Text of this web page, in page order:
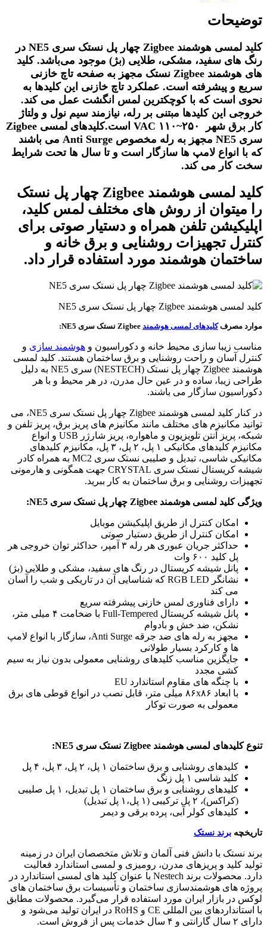
توضیحات
کلید لمسی هوشمند Zigbee چهار پل نستک سری NE5 در
رنگ های سفید، مشکی، طلایی (بژ) موجود می‌باشد. کلید
های هوشمند Zigbee نستک مجهز به صفحه تاچ خازنی
سریع و پیشرفته است. عملکرد تاچ خازنی این کلیدها به
نحوی است که با کوچکترین لمس انگشت عمل می کند.
خروجی این کلیدها مبتنی بر رله، نیازمند سیم نول و ولتاژ
کار برق شهر ۲۵۰~۱۱۰ VAC است.کلیدهای لمسی Zigbee
سری NE5 مجهز به رله مخصوص Anti Surge می باشند
که با انواع لامپ ها سازگار است و تا سال ها تحت شرایط
سخت کار می کند.
کلید لمسی هوشمند Zigbee چهار پل نستک
را میتوان از روش های مختلف لمس کلید،
اپلیکیشن تلفن همراه و دستیار صوتی برای
کنترل تجهیزات روشنایی و برق خانه و
ساختمان هوشمند مورد استفاده قرار داد.
کلید لمسی هوشمند Zigbee چهار پل نستک سری NE5
موارد مصرفکلیدهای لمسی هوشمند
مناسب زیبا سازی محیط خانه و دکوراسیون و هوشمند سازی و
کنترل آسان و راحت روشنایی و برق ساختمان هستند. کلید لمسی
هوشمند Zigbee چهار پل نستک (NESTECH) سری NE5 به دلیل
طراحی زیبا، ساده و در عین حال مدرن، در هر محیط و با هر
دکوراسیون سازگار می باشند.
در کنار کلید لمسی هوشمند Zigbee چهار پل نستک سری NE5، می
توانید مکانیزم های مختلف مانند مکانیزم های پریز برق، پریز تلفن و
شبکه، پریز آنتن تلویزیون و ماهواره، پریز شارژر USB و انواع
مکانیزم کلیدهای مکانیکی ۱ پل، ۲ پل، ۳ پل، مکانیزم کلیدهای
مکانیکی شاسی، تبدیل و صلیبی نستک سری MC2 به همراه کادر
شیشه کریستال نستک سری CRYSTAL جهت همگونی و هارمونی
تجهیزات روشنایی و برق ساختمان به کار ببرید.
ویژگی کلید لمسی هوشمند Zigbee چهار پل نستک سری NE5:
امکان کنترل از طریق اپلیکیشن موبایل
امکان کنترل از طریق دستیار صوتی
حداکثر جریان عبوری هر رله ۳ آمپر، حداکثر توان خروجی هر
پل کلید ۶۰۰ وات
پانل شیشه کریستال در رنگ های سفید، مشکی و طلایی (بژ)
نشانگر RGB LED که شناسایی آن در تاریکی و شب را آسان
می کند
دارای فناوری لمس خازنی پیشرفته سریع
پانل شیشه کریستال Full-Tempered با ضخامت ۴ میلی متر،
نشکن، ضد خش و بادوام
مجهز به رله های ضد جرقه Anti Surge، سازگار با انواع لامپ
ها و کارکرد بسیار طولانی
جایگزین مناسب کلیدهای روشنایی معمولی بدون نیاز به سیم
کشی مجدد
با چنگه های مقاوم استاندارد EU
با ابعاد ۸۶x۸۶ میلی متر، قابل نصب در انواع قوطی های برق
معمولی به صورت توکار
تنوع کلیدهای لمسی هوشمند Zigbee نستک سری NE5:
کلیدهای روشنایی و برق ساختمان ۱ پل، ۲ پل، ۳ پل، ۴ پل
کلید شاسی ۱ پل زنگ
کلیدهای روشنایی و برق ساختمان ۱ پل تبدیل، ۱ پل صلیبی
(کراکس)، ۲ پل ترکیبی (۱ پل،۱ پل تبدیل)
کلیدهای کولر آبی، پرده برقی و دیمر
تاریخچه برند نستک
برند نستک با دانش فنی آلمان و تلاش متخصصان ایران در زمینه
تولید کلید و پریزهای مدرن، رومیزی و لمسی استاندارد فعالیت
دارد. محصولات برند Nestech با عنوان کلید های لمسی استاندارد در
پروژه های هوشمندسازی ساختمان و تأسیسات برق ساختمان های
لوکس در بازار ایران مورد استفاده قرار می‌گیرد. محصولات مطابق
با استانداردهای بین المللی CE و RoHS در ایران تولید می‌شود و
دارای ۲ سال گارانتی و ۴ سال خدمات پس از فروش است.